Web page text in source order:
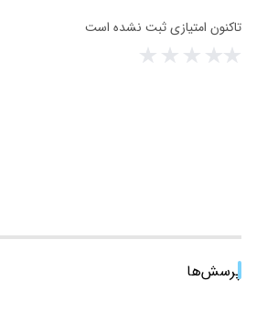
تاکنون امتیازی ثبت نشده است
پرسش‌ها